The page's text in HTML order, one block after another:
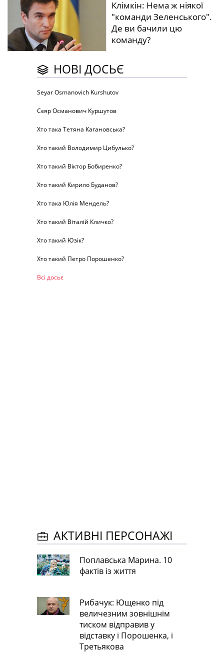
Клімкін: Нема ж ніякої
"команди Зеленського".
Де ви бачили цю
команду?
НОВІ ДОСЬЄ
Seyar Osmanovich Kurshutov
Сєяр Османович Куршутов
Хто така Тетяна Кагановська?
Хто такий Володимир Цибулько?
Хто такий Віктор Бобиренко?
Хто такий Кирило Буданов?
Хто така Юлія Мендель?
Хто такий Віталій Кличко?
Хто такий Юзік?
Хто такий Петро Порошенко?
Всі досьє
АКТИВНІ ПЕРСОНАЖІ
Поплавська Марина. 10
фактів із життя
Рибачук: Ющенко під
величезним зовнішнім
тиском відправив у
відставку і Порошенка, і
Третьякова